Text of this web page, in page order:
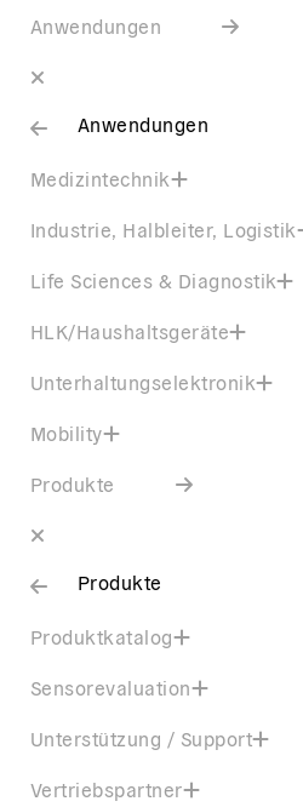
Anwendungen
Anwendungen
Medizintechnik
Industrie, Halbleiter, Logistik
Life Sciences & Diagnostik
HLK/Haushaltsgeräte
Unterhaltungselektronik
Mobility
Produkte
Produkte
Produktkatalog
Sensorevaluation
Unterstützung / Support
Vertriebspartner